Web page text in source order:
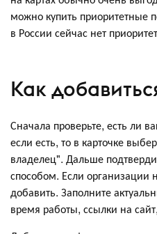
можно купить приоритетные
в России сейчас нет
Как
Сначала проверьте, есть ли
если есть, то в карточке
владелец". Дальше
способом. Если организации
добавить. Заполните
время работы, ссылки на